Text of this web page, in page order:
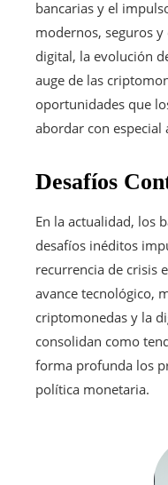
bancarias y el
modernos, seguros y
digital, la evolución
auge de las
oportunidades que
abordar con especial
Desafíos
En la actualidad, los
desafíos inéditos
recurrencia de crisis
avance tecnológico,
criptomonedas y la
consolidan como
forma profunda los
política monetaria.